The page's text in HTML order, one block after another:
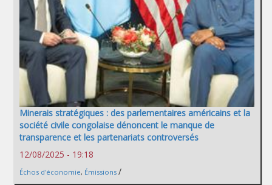
Minerais stratégiques : des parlementaires américains et la
société civile congolaise dénoncent le manque de
transparence et les partenariats controversés
12/08/2025 - 19:18
Échos d'économie, Émissions /